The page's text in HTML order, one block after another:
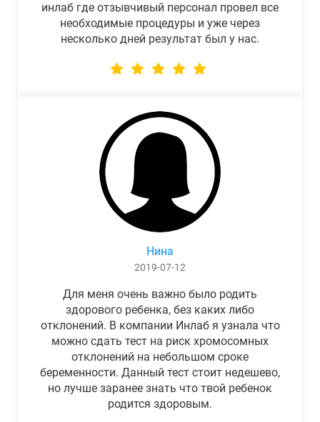
инлаб где отзывчивый персонал провел все
необходимые процедуры и уже через
несколько дней результат был у нас.
Нина
2019-07-12
Для меня очень важно было родить
здорового ребенка, без каких либо
отклонений. В компании Инлаб я узнала что
можно сдать тест на риск хромосомных
отклонений на небольшом сроке
беременности. Данный тест стоит недешево,
но лучше заранее знать что твой ребенок
родится здоровым.